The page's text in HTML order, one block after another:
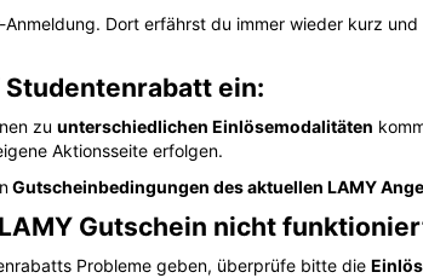
Dort erfährst du immer wieder kurz
Studentenrabatt ein:
zu unterschiedlichen Einlösemodalitäten
Aktionsseite erfolgen.
Gutscheinbedingungen des aktuellen LAMY
Gutschein nicht
Probleme geben, überprüfe bitte die